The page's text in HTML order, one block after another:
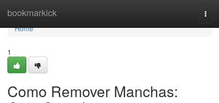
bookmarkick
Home
Home
1
Como Remover Manchas: